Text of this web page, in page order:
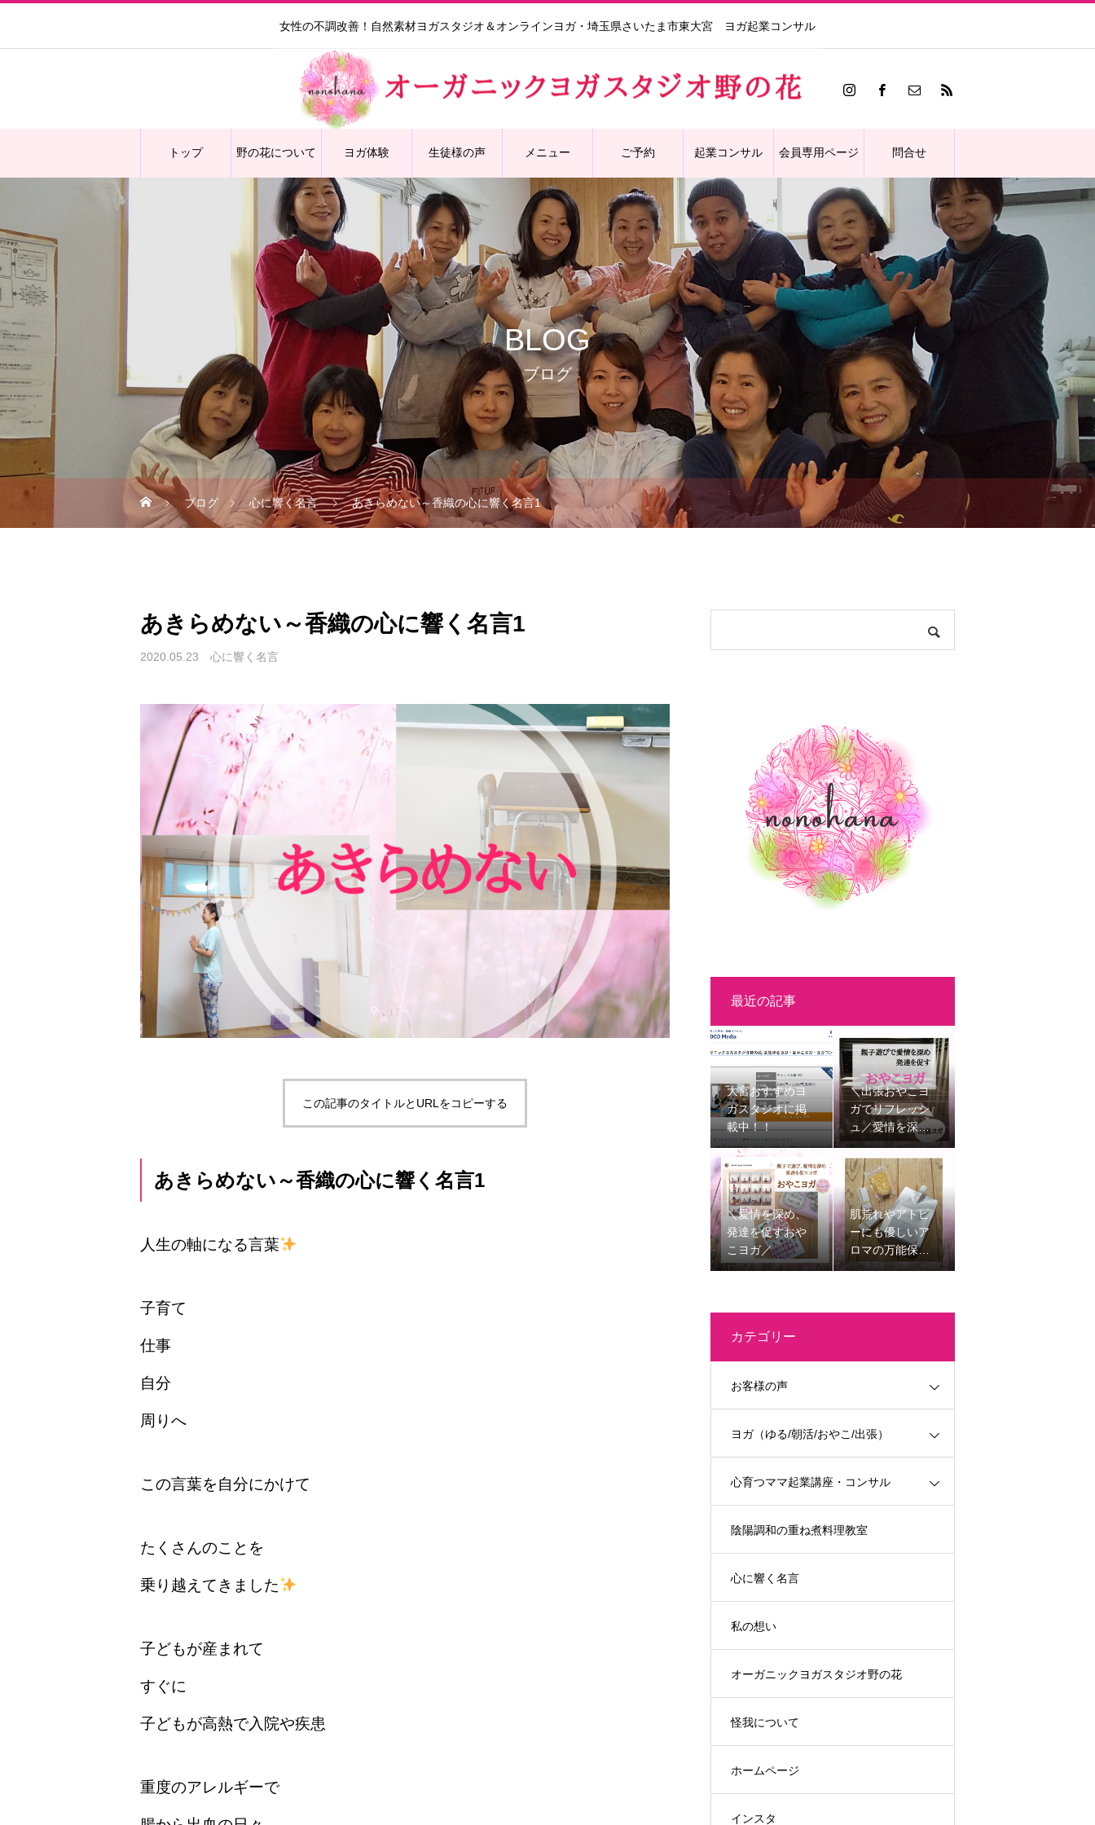
女性の不調改善！自然素材ヨガスタジオ＆オンラインヨガ・埼玉県さいたま市東大宮 ヨガ起業コンサル
トップ 野の花について ヨガ体験 生徒様の声 メニュー ご予約 起業コンサル 会員専用ページ 問合せ
BLOG
ブログ
ブログ 心に響く名言 あきらめない～香織の心に響く名言1
あきらめない～香織の心に響く名言1
2020.05.23 心に響く名言
この記事のタイトルとURLをコピーする
あきらめない～香織の心に響く名言1
人生の軸になる言葉
子育て
仕事
自分
周りへ
この言葉を自分にかけて
たくさんのことを
乗り越えてきました
子どもが産まれて
すぐに
子どもが高熱で入院や疾患
重度のアレルギーで
最近の記事
大宮おすすめヨ
ガスタジオに掲
載中！！
＼出張おやこヨ
ガでリフレッシ
ュ／愛情を深
め、発達を促す
子育てを楽しく
する時間
＼愛情を深め、
発達を促すおや
こヨガ／
肌荒れやアトピ
ーにも優しいア
ロマの万能保湿
剤
カテゴリー
お客様の声
ヨガ（ゆる/朝活/おやこ/出張）
心育つママ起業講座・コンサル
陰陽調和の重ね煮料理教室
心に響く名言
私の想い
オーガニックヨガスタジオ野の花
怪我について
ホームページ
インスタ